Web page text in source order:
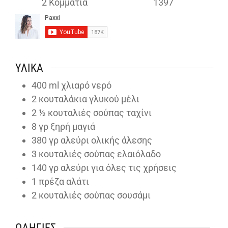
ΥΛΙΚΆ
400 ml χλιαρό νερό
2 κουταλάκια γλυκού μέλι
2 ½ κουταλιές σούπας ταχίνι
8 γρ ξηρή μαγιά
380 γρ αλεύρι ολικής άλεσης
3 κουταλιές σούπας ελαιόλαδο
140 γρ αλεύρι για όλες τις χρήσεις
1 πρέζα αλάτι
2 κουταλιές σούπας σουσάμι